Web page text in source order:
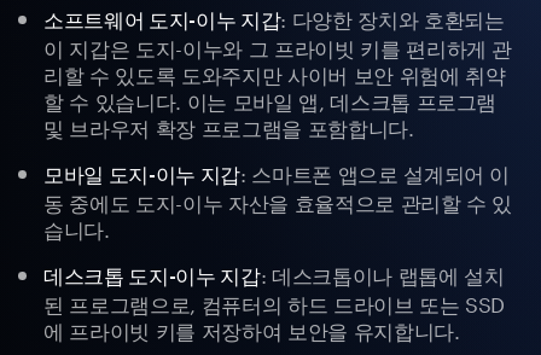
소프트웨어 도지-이누 지갑: 다양한 장치와 호환되는
이 지갑은 도지-이누와 그 프라이빗 키를 편리하게 관
리할 수 있도록 도와주지만 사이버 보안 위험에 취약
할 수 있습니다. 이는 모바일 앱, 데스크톱 프로그램
및 브라우저 확장 프로그램을 포함합니다.
모바일 도지-이누 지갑: 스마트폰 앱으로 설계되어 이
동 중에도 도지-이누 자산을 효율적으로 관리할 수 있
습니다.
데스크톱 도지-이누 지갑: 데스크톱이나 랩톱에 설치
된 프로그램으로, 컴퓨터의 하드 드라이브 또는 SSD
에 프라이빗 키를 저장하여 보안을 유지합니다.